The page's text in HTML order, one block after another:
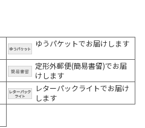
ゆうパケットでお届けします
定形外郵便(簡易書留)でお届
けします
レターパックライトでお届け
します